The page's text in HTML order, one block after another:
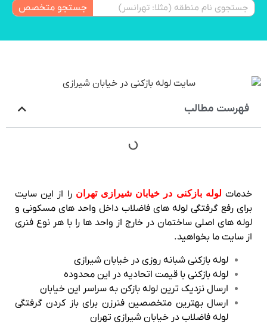
جستجو متخصص
فهرست مطالب
خدمات لوله بازکنی در خیابان شیرازی تهران را از این سایت
برای رفع گرفتگی لوله های فاضلاب داخل واحد های مسکونی و
لوله های اصلی ساختمان در خارج از واحد ها را با هر نوع فنری
از سایت ما بخواهید.
لوله بازکنی شبانه روزی در خیابان شیرازی
لوله بازکنی با قیمت اتحادیه در این محدوده
ارسال نزدیک ترین لوله بازکن به سراسر این خیابان
ارسال بهترین متخصصین فنرزن برای باز کردن گرفتگی
لوله فاضلاب در خیابان شیرازی تهران